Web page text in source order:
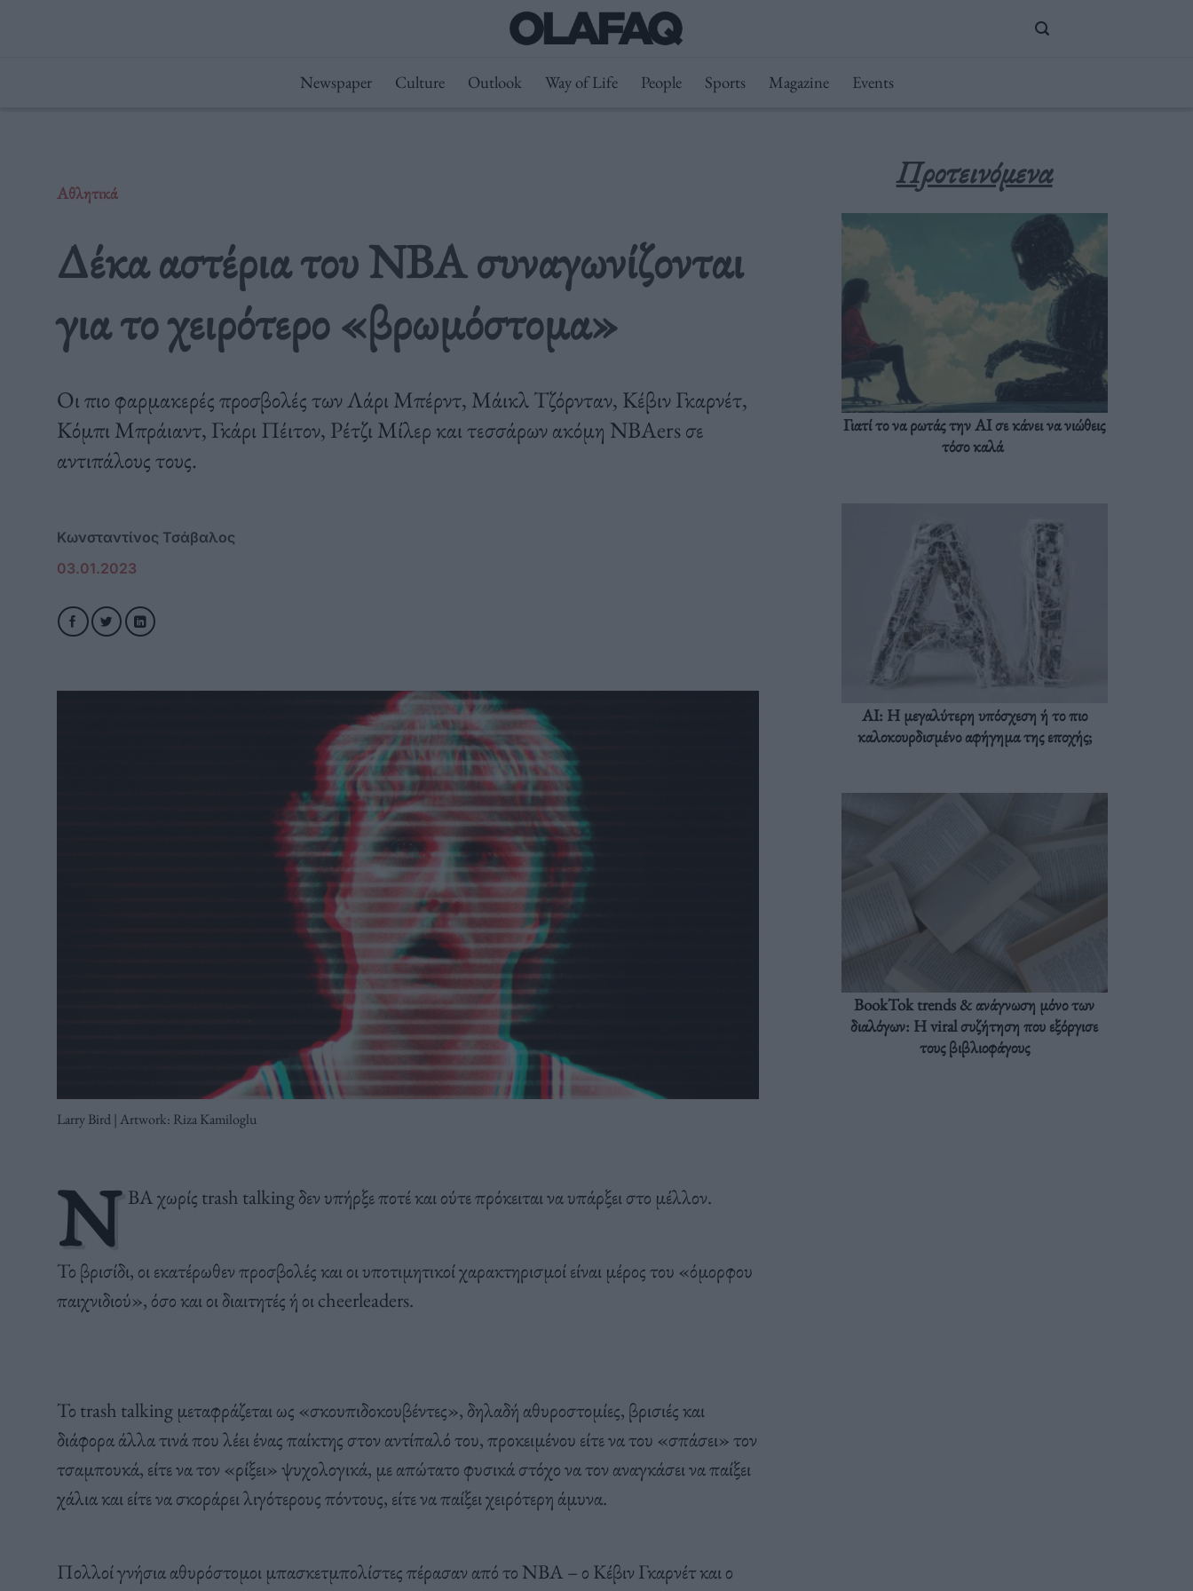
Newspaper Culture Outlook Way of Life People Sports Magazine Events
Αθλητικά
Δέκα αστέρια του NBA συναγωνίζονται
για το χειρότερο «βρωμόστομα»
Οι πιο φαρμακερές προσβολές των Λάρι Μπέρντ, Μάικλ Τζόρνταν, Κέβιν Γκαρνέτ,
Κόμπι Μπράιαντ, Γκάρι Πέιτον, Ρέτζι Μίλερ και τεσσάρων ακόμη ΝΒΑers σε
αντιπάλους τους.
Κωνσταντίνος Τσάβαλος
03.01.2023
Larry Bird | Artwork: Riza Kamiloglu
Ν ΒΑ χωρίς trash talking δεν υπήρξε ποτέ και ούτε πρόκειται να υπάρξει στο μέλλον.
Το βρισίδι, οι εκατέρωθεν προσβολές και οι υποτιμητικοί χαρακτηρισμοί είναι μέρος του «όμορφου
παιχνιδιού», όσο και οι διαιτητές ή οι cheerleaders.
Το trash talking μεταφράζεται ως «σκουπιδοκουβέντες», δηλαδή αθυροστομίες, βρισιές και
διάφορα άλλα τινά που λέει ένας παίκτης στον αντίπαλό του, προκειμένου είτε να του «σπάσει» τον
τσαμπουκά, είτε να τον «ρίξει» ψυχολογικά, με απώτατο φυσικά στόχο να τον αναγκάσει να παίξει
χάλια και είτε να σκοράρει λιγότερους πόντους, είτε να παίξει χειρότερη άμυνα.
Πολλοί γνήσια αθυρόστομοι μπασκετμπολίστες πέρασαν από το ΝΒΑ – ο Κέβιν Γκαρνέτ και ο
Προτεινόμενα
Γιατί το να ρωτάς την AI σε κάνει να νιώθεις
τόσο καλά
AI: Η μεγαλύτερη υπόσχεση ή το πιο
καλοκουρδισμένο αφήγημα της εποχής;
BookTok trends & ανάγνωση μόνο των
διαλόγων: Η viral συζήτηση που εξόργισε
τους βιβλιοφάγους